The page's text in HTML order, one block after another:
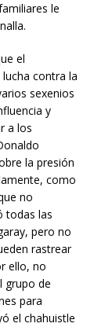
le
el
contra la
sexenios
y
a los
la presión
como
no
todas las
pero no
rastrear
ello, no
grupo de
para
el chahuistle